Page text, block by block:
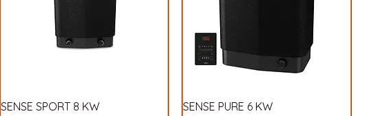
SENSE SPORT 8 KW
SENSE PURE 6 KW